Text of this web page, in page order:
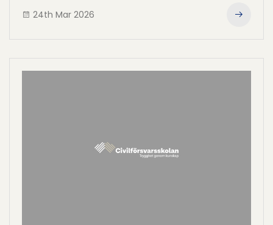
24th Mar 2026